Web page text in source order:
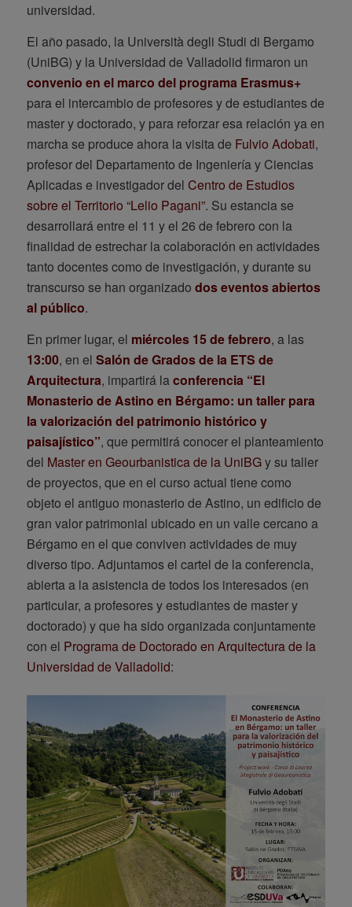
universidad.
El año pasado, la Università degli Studi di Bergamo
(UniBG) y la Universidad de Valladolid firmaron un
convenio en el marco del programa Erasmus+
para el intercambio de profesores y de estudiantes de
master y doctorado, y para reforzar esa relación ya en
marcha se produce ahora la visita de Fulvio Adobati,
profesor del Departamento de Ingeniería y Ciencias
Aplicadas e investigador del Centro de Estudios
sobre el Territorio “Lelio Pagani”. Su estancia se
desarrollará entre el 11 y el 26 de febrero con la
finalidad de estrechar la colaboración en actividades
tanto docentes como de investigación, y durante su
transcurso se han organizado dos eventos abiertos
al público.
En primer lugar, el miércoles 15 de febrero, a las
13:00, en el Salón de Grados de la ETS de
Arquitectura, impartirá la conferencia “El
Monasterio de Astino en Bérgamo: un taller para
la valorización del patrimonio histórico y
paisajístico”, que permitirá conocer el planteamiento
del Master en Geourbanistica de la UniBGy su taller
de proyectos, que en el curso actual tiene como
objeto el antiguo monasterio de Astino, un edificio de
gran valor patrimonial ubicado en un valle cercano a
Bérgamo en el que conviven actividades de muy
diverso tipo. Adjuntamos el cartel de la conferencia,
abierta a la asistencia de todos los interesados (en
particular, a profesores y estudiantes de master y
doctorado) y que ha sido organizada conjuntamente
con el Programa de Doctorado en Arquitectura de la
Universidad de Valladolid: